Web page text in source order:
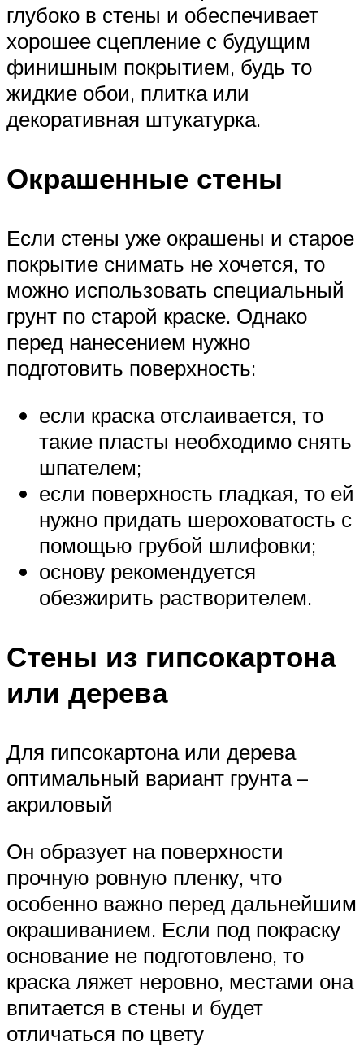
глубоко в стены и обеспечивает
хорошее сцепление с будущим
финишным покрытием, будь то
жидкие обои, плитка или
декоративная штукатурка.
Окрашенные стены
Если стены уже окрашены и старое
покрытие снимать не хочется, то
можно использовать специальный
грунт по старой краске. Однако
перед нанесением нужно
подготовить поверхность:
если краска отслаивается, то
такие пласты необходимо снять
шпателем;
если поверхность гладкая, то ей
нужно придать шероховатость с
помощью грубой шлифовки;
основу рекомендуется
обезжирить растворителем.
Стены из гипсокартона
или дерева
Для гипсокартона или дерева
оптимальный вариант грунта –
акриловый
Он образует на поверхности
прочную ровную пленку, что
особенно важно перед дальнейшим
окрашиванием. Если под покраску
основание не подготовлено, то
краска ляжет неровно, местами она
впитается в стены и будет
отличаться по цвету